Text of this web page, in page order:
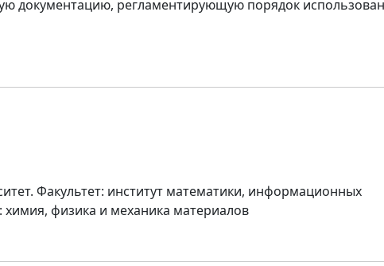
документацию, регламентирующую порядок
Факультет: институт математики, информационных
физика и механика материалов